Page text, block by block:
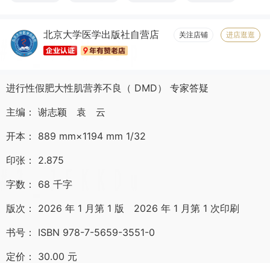
物流很快(8) 大小合适(8) 触感良好(8) 服务周到(7)
纸张精良(6)
北京大学医学出版社自营店 关注店铺 进店逛逛
进行性假肥大性肌营养不良（ DMD） 专家答疑
主编： 谢志颖 袁 云
开本： 889 mm×1194 mm 1/32
印张： 2.875
字数： 68 千字
版次： 2026 年 1 月第 1 版 2026 年 1 月第 1 次印刷
书号： ISBN 978-7-5659-3551-0
定价： 30.00 元